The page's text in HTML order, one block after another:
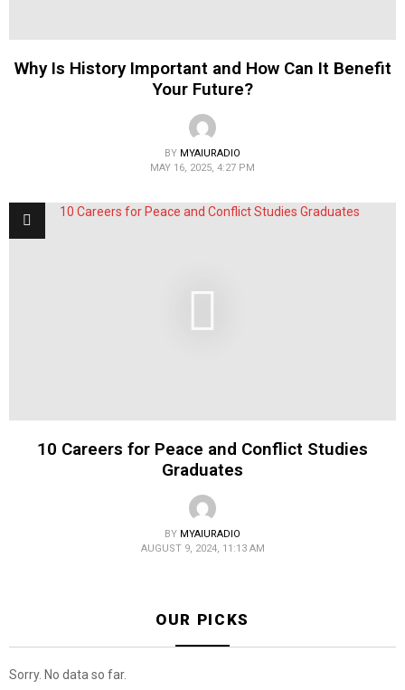
Why Is History Important and How Can It Benefit
Your Future?
BY MYAIURADIO
MAY 16, 2025, 4:27 PM
10 Careers for Peace and Conflict Studies
Graduates
BY MYAIURADIO
AUGUST 9, 2024, 11:13 AM
OUR PICKS
Sorry. No data so far.